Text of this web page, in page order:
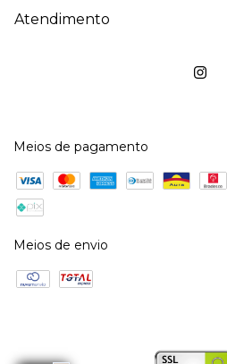
Atendimento
Meios de pagamento
Meios de envio